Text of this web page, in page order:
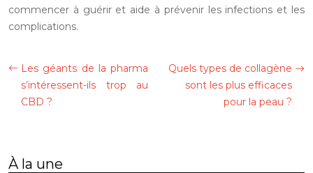
commencer à guérir et aide à prévenir les infections et les
complications.
Les géants de la pharma
s’intéressent-ils trop au
CBD ?
Quels types de collagène
sont les plus efficaces
pour la peau ?
À la une